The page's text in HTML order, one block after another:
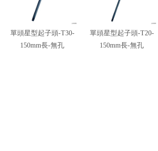
單頭星型起子頭-T30-
150mm長-無孔
單頭星型起子頭-T20-
150mm長-無孔